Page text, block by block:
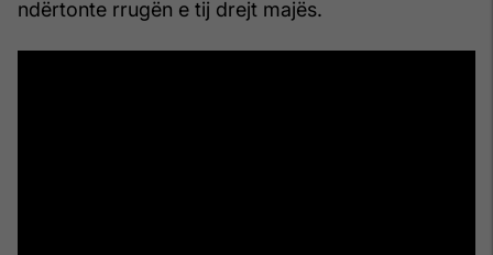
ndërtonte rrugën e tij drejt majës.